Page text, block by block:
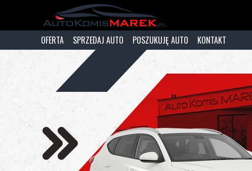
OFERTA SPRZEDAJ AUTO POSZUKUJĘ AUTO KONTAKT